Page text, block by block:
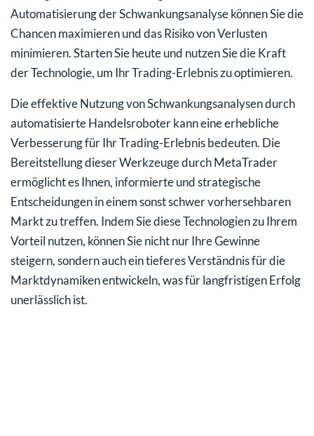
Automatisierung der Schwankungsanalyse können Sie die
Chancen maximieren und das Risiko von Verlusten
minimieren. Starten Sie heute und nutzen Sie die Kraft
der Technologie, um Ihr Trading-Erlebnis zu optimieren.
Die effektive Nutzung von Schwankungsanalysen durch
automatisierte Handelsroboter kann eine erhebliche
Verbesserung für Ihr Trading-Erlebnis bedeuten. Die
Bereitstellung dieser Werkzeuge durch MetaTrader
ermöglicht es Ihnen, informierte und strategische
Entscheidungen in einem sonst schwer vorhersehbaren
Markt zu treffen. Indem Sie diese Technologien zu Ihrem
Vorteil nutzen, können Sie nicht nur Ihre Gewinne
steigern, sondern auch ein tieferes Verständnis für die
Marktdynamiken entwickeln, was für langfristigen Erfolg
unerlässlich ist.